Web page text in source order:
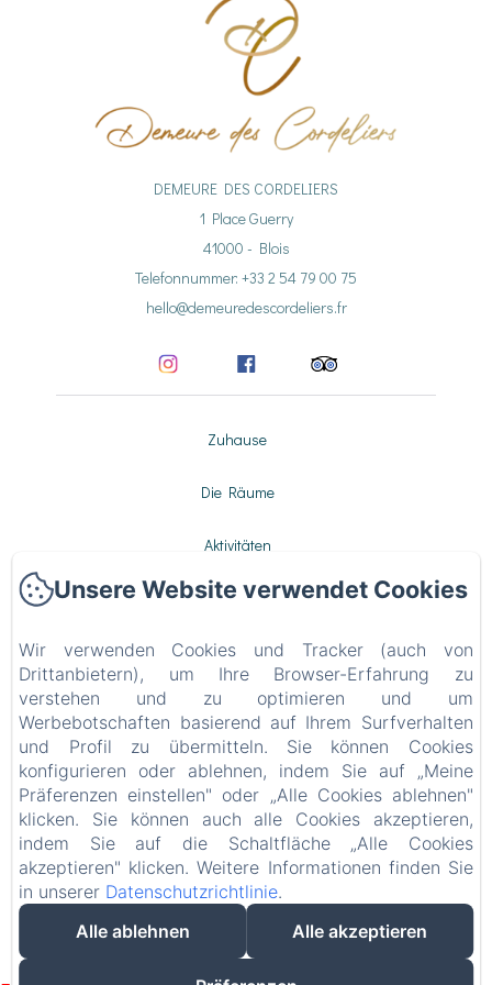
DEMEURE DES CORDELIERS
1 Place Guerry
41000 - Blois
Telefonnummer: +33 2 54 79 00 75
hello@demeuredescordeliers.fr
Zuhause
Die Räume
Aktivitäten
Galerie
Kontakt
Datenschutzerklärung
Rechtliche Informationen
Cookie-Informationen
EN FR ES IT DE NL
Powered mit Amenitiz
Verkaufsbedingungen
Unsere Website verwendet Cookies
Wir verwenden Cookies und Tracker (auch von
Drittanbietern), um Ihre Browser-Erfahrung zu
verstehen und zu optimieren und um
Werbebotschaften basierend auf Ihrem Surfverhalten
und Profil zu übermitteln. Sie können Cookies
konfigurieren oder ablehnen, indem Sie auf „Meine
Präferenzen einstellen" oder „Alle Cookies ablehnen"
klicken. Sie können auch alle Cookies akzeptieren,
indem Sie auf die Schaltfläche „Alle Cookies
akzeptieren" klicken. Weitere Informationen finden Sie
in unserer Datenschutzrichtlinie.
Alle ablehnen
Alle akzeptieren